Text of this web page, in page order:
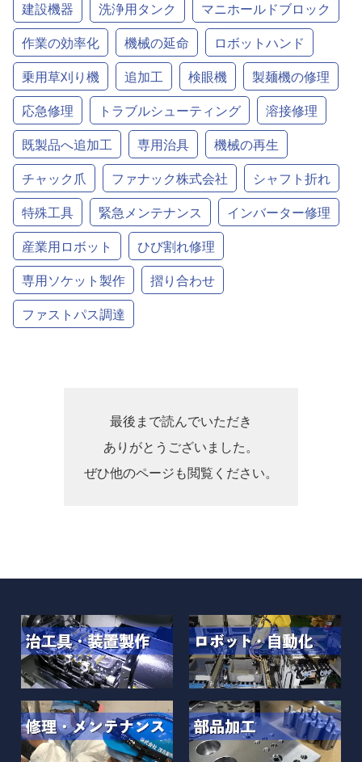
建設機器
洗浄用タンク
マニホールドブロック
作業の効率化
機械の延命
ロボットハンド
乗用草刈り機
追加工 検眼機
製麺機の修理
応急修理
トラブルシューティング
溶接修理
既製品へ追加工
専用治具
機械の再生
チャック爪
ファナック株式会社
シャフト折れ
特殊工具
緊急メンテナンス
インバーター修理
産業用ロボット
ひび割れ修理
専用ソケット製作
摺り合わせ
ファストパス調達
最後まで読んでいただき
ありがとうございました。
ぜひ他のページも閲覧ください。